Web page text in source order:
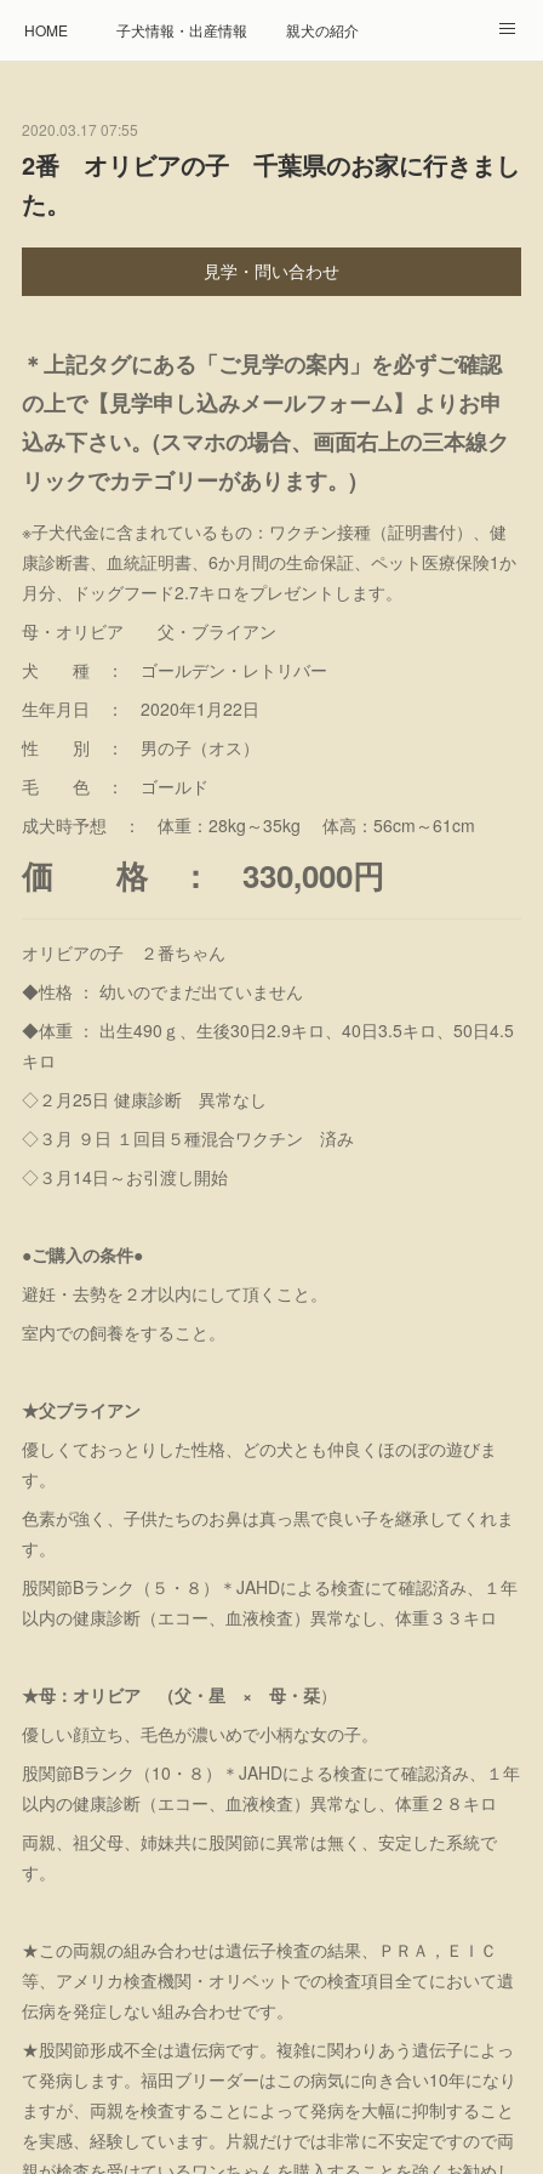
HOME 子犬情報・出産情報 親犬の紹介
遺伝疾患への取り組み
プレジール親睦会
2020.03.17 07:55
2番 オリビアの子 千葉県のお家に行きまし
た。
見学・問い合わせ
＊上記タグにある「ご見学の案内」を必ずご確認
の上で【見学申し込みメールフォーム】よりお申
込み下さい。(スマホの場合、画面右上の三本線ク
リックでカテゴリーがあります。)
※子犬代金に含まれているもの：ワクチン接種（証明書付）、健
康診断書、血統証明書、6か月間の生命保証、ペット医療保険1か
月分、ドッグフード2.7キロをプレゼントします。
母・オリビア 父・ブライアン
犬 種 ： ゴールデン・レトリバー
生年月日 ： 2020年1月22日
性 別 ： 男の子（オス）
毛 色 ： ゴールド
成犬時予想 ： 体重：28kg～35kg 体高：56cm～61cm
価 格 ： 330,000円
オリビアの子 ２番ちゃん
◆性格 ： 幼いのでまだ出ていません
◆体重 ： 出生490ｇ、生後30日2.9キロ、40日3.5キロ、50日4.5
キロ
◇２月25日 健康診断 異常なし
◇３月 ９日 １回目５種混合ワクチン 済み
◇３月14日～お引渡し開始
●ご購入の条件●
避妊・去勢を２才以内にして頂くこと。
室内での飼養をすること。
★父ブライアン
優しくておっとりした性格、どの犬とも仲良くほのぼの遊びま
す。
色素が強く、子供たちのお鼻は真っ黒で良い子を継承してくれま
す。
股関節Bランク（５・８）＊JAHDによる検査にて確認済み、１年
以内の健康診断（エコー、血液検査）異常なし、体重３３キロ
★母：オリビア （父・星 × 母・栞）
優しい顔立ち、毛色が濃いめで小柄な女の子。
股関節Bランク（10・８）＊JAHDによる検査にて確認済み、１年
以内の健康診断（エコー、血液検査）異常なし、体重２８キロ
両親、祖父母、姉妹共に股関節に異常は無く、安定した系統で
す。
★この両親の組み合わせは遺伝子検査の結果、ＰＲＡ，ＥＩＣ
等、アメリカ検査機関・オリベットでの検査項目全てにおいて遺
伝病を発症しない組み合わせです。
★股関節形成不全は遺伝病です。複雑に関わりあう遺伝子によっ
て発病します。福田ブリーダーはこの病気に向き合い10年になり
ますが、両親を検査することによって発病を大幅に抑制すること
を実感、経験しています。片親だけでは非常に不安定ですので両